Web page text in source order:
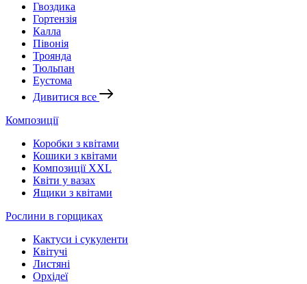
Гвоздика
Гортензія
Калла
Півонія
Троянда
Тюльпан
Еустома
Дивитися все
Композиції
Коробки з квітами
Кошики з квітами
Композиції XXL
Квіти у вазах
Ящики з квітами
Рослини в горщиках
Кактуси і сукуленти
Квітучі
Листяні
Орхідеї